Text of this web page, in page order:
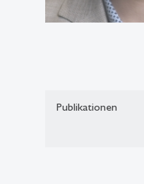
Publikationen